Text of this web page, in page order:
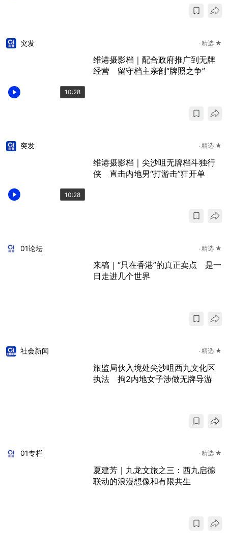
10:28
突发 精选 ★
维港摄影档｜配合政府推广到无牌
经营 留守档主亲剖“牌照之争”
10:28
突发 精选 ★
维港摄影档｜尖沙咀无牌档斗独行
侠 直击内地男“打游击”狂开单
01论坛 精选 ★
来稿｜“只在香港”的真正卖点 是一
日走进几个世界
社会新闻 精选 ★
旅监局伙入境处尖沙咀西九文化区
执法 拘2内地女子涉做无牌导游
01专栏 精选 ★
夏建芳｜九龙文旅之三：西九启德
联动的浪漫想像和有限共生